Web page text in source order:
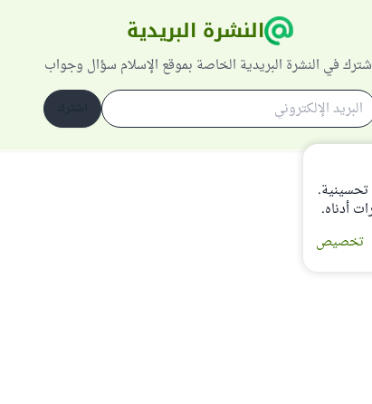
النشرة البريدية
في النشرة البريدية الخاصة بموقع الإسلام سؤال وجواب
تحسينية.
أدناه.
تخصيص